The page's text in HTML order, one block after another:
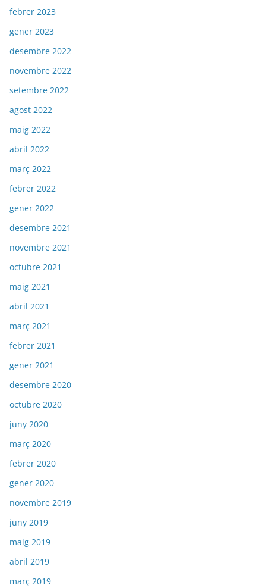
febrer 2023
gener 2023
desembre 2022
novembre 2022
setembre 2022
agost 2022
maig 2022
abril 2022
març 2022
febrer 2022
gener 2022
desembre 2021
novembre 2021
octubre 2021
maig 2021
abril 2021
març 2021
febrer 2021
gener 2021
desembre 2020
octubre 2020
juny 2020
març 2020
febrer 2020
gener 2020
novembre 2019
juny 2019
maig 2019
abril 2019
març 2019